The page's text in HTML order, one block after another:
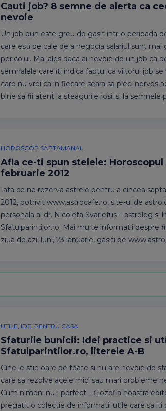
Cauti job? 8 semne de alerta ca
nevoie
Un job bun este greu de gasit intr-o perioada
care esti pe cale de a negocia salariul sunt
pericolul. Mai ales daca ai nevoie de un job ca
semnalele care iti indica faptul ca viitorul job
care nu vrei ca in fiecare seara sa pleci nervos
bine sa fii atent la steagurile rosii si la semnele
HOROSCOP SAPTAMANAL
Afla ce-ti spun stelele:
februarie 2012
Iata ce ne rezerva astrele pentru a cincea
2012, potrivit www.astrocafe.ro, site-ul de
personala al dr. Nicoleta Svarlefus – astrolog si
Sfatulparintilor.ro. Mai multe informatii despre
ziua de azi, luni, 23 ianuarie, gasiti pe
UTILE, IDEI PENTRU CASA
Sfaturile bunicii: Idei practice si
Sfatulparintilor.ro, literele A-B
Cine le stie oare pe toate si nu are nevoie de
care sa rezolve acele mici sau mari probleme
Cum nimeni nu-i perfect – filozofia noastra
pregatit o colectie de informatii utile care sa iti